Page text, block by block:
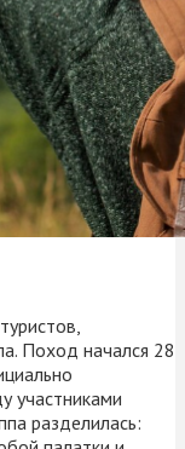
Поход начался 28
участниками
разделилась: